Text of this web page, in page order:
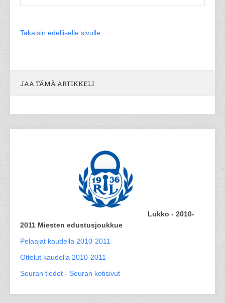
Takaisin edelliselle sivulle
JAA TÄMÄ ARTIKKELI
Lukko - 2010-
2011 Miesten edustusjoukkue
Pelaajat kaudella 2010-2011
Ottelut kaudella 2010-2011
Seuran tiedot - Seuran kotisivut